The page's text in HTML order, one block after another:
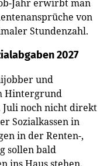
Jahr erwirbt man
von
Stundenzahl.
2027
und
Hintergrund
Juli noch nicht direkt
Sozialkassen in
in der Renten-,
sollen bald